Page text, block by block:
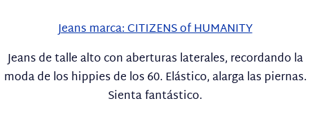
Jeans marca: CITIZENS of HUMANITY
Jeans de talle alto con aberturas laterales, recordando la
moda de los hippies de los 60. Elástico, alarga las piernas.
Sienta fantástico.